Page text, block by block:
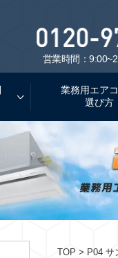
営業時間：
業務用エア
選び方
TOP > P04 サ